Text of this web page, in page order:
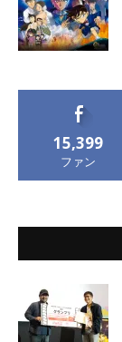
15,399
ファン